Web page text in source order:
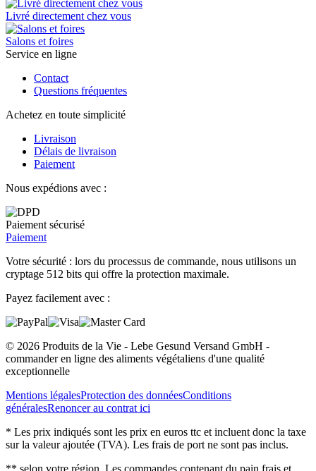
Livré directement chez vous
Salons et foires
Service en ligne
Contact
Questions fréquentes
Achetez en toute simplicité
Livraison
Délais de livraison
Paiement
Nous expédions avec :
Paiement sécurisé
Paiement
Votre sécurité : lors du processus de commande, nous utilisons un
cryptage 512 bits qui offre la protection maximale.
Payez facilement avec :
© 2026 Produits de la Vie - Lebe Gesund Versand GmbH -
commander en ligne des aliments végétaliens d'une qualité
exceptionnelle
Mentions légalesProtection des donnéesConditions
généralesRenoncer au contrat ici
* Les prix indiqués sont les prix en euros ttc et incluent donc la taxe
sur la valeur ajoutée (TVA). Les frais de port ne sont pas inclus.
** selon votre région. Les commandes contenant du pain frais et